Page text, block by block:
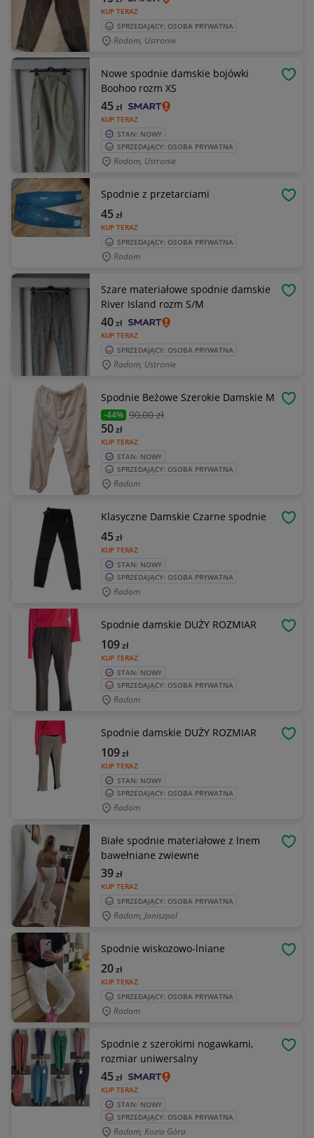
KUP TERAZ
SPRZEDAJĄCY: OSOBA PRYWATNA
Radom, Ustronie
Nowe spodnie damskie bojówki
Boohoo rozm XS
KUP TERAZ
45zł
STAN: NOWY
SPRZEDAJĄCY: OSOBA PRYWATNA
Radom, Ustronie
Spodnie z przetarciami
KUP TERAZ
45zł
SPRZEDAJĄCY: OSOBA PRYWATNA
Radom
Szare materiałowe spodnie damskie
River Island rozm S/M
KUP TERAZ
40zł
SPRZEDAJĄCY: OSOBA PRYWATNA
Radom, Ustronie
Spodnie Beżowe Szerokie Damskie M
-44% 90,00 zł
KUP TERAZ
50zł
STAN: NOWY
SPRZEDAJĄCY: OSOBA PRYWATNA
Radom
Klasyczne Damskie Czarne spodnie
KUP TERAZ
45zł
STAN: NOWY
SPRZEDAJĄCY: OSOBA PRYWATNA
Radom
Spodnie damskie DUŻY ROZMIAR
KUP TERAZ
109zł
STAN: NOWY
SPRZEDAJĄCY: OSOBA PRYWATNA
Radom
Spodnie damskie DUŻY ROZMIAR
KUP TERAZ
109zł
STAN: NOWY
SPRZEDAJĄCY: OSOBA PRYWATNA
Radom
Białe spodnie materiałowe z lnem
bawełniane zwiewne
KUP TERAZ
39zł
SPRZEDAJĄCY: OSOBA PRYWATNA
Radom, Janiszpol
Spodnie wiskozowo-lniane
KUP TERAZ
20zł
SPRZEDAJĄCY: OSOBA PRYWATNA
Radom
Spodnie z szerokimi nogawkami,
rozmiar uniwersalny
KUP TERAZ
45zł
STAN: NOWY
SPRZEDAJĄCY: OSOBA PRYWATNA
Radom, Kozia Góra